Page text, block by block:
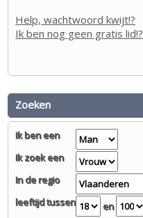
Help, wachtwoord kwijt!?
Ik ben nog geen gratis lid!?
Zoeken
Ik ben een
Ik zoek een
In de regio
leeftijd tussen
en